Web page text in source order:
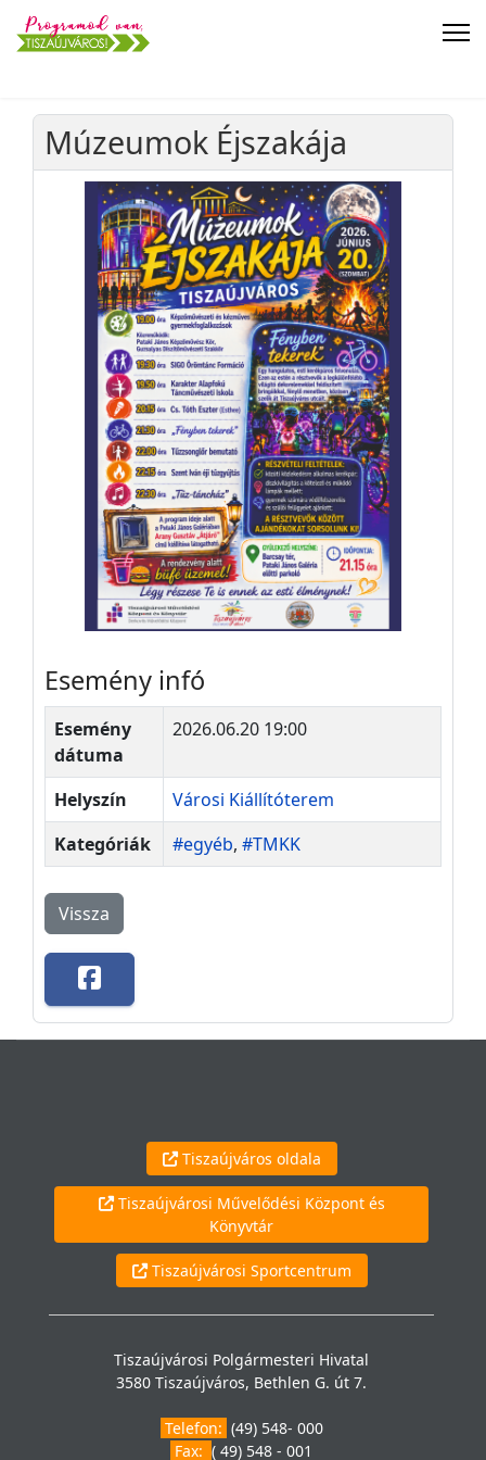
Múzeumok Éjszakája
Esemény infó
Esemény
dátuma
2026.06.20 19:00
Helyszín
Városi Kiállítóterem
Kategóriák
#egyéb, #TMKK
Vissza
Tiszaújváros oldala
Tiszaújvárosi Művelődési Központ és
Könyvtár
Tiszaújvárosi Sportcentrum
Tiszaújvárosi Polgármesteri Hivatal
3580 Tiszaújváros, Bethlen G. út 7.
Telefon: (49) 548- 000
Fax: ( 49) 548 - 001